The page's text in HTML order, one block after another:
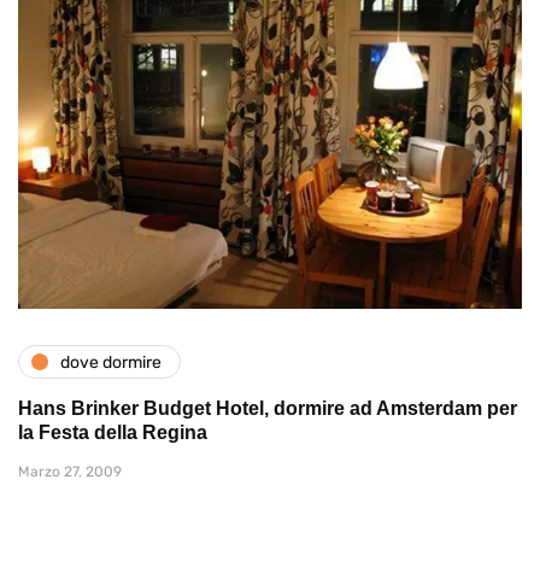
dove dormire
Hans Brinker Budget Hotel, dormire ad Amsterdam per
la Festa della Regina
Marzo 27, 2009